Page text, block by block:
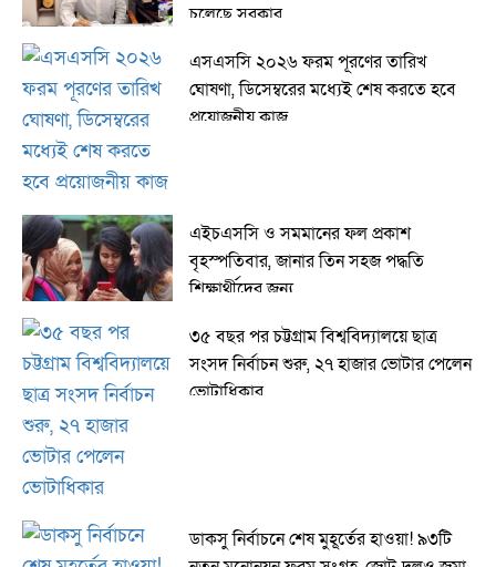
চলেছে সরকার
এসএসসি ২০২৬ ফরম পূরণের তারিখ
ঘোষণা, ডিসেম্বরের মধ্যেই শেষ করতে হবে
প্রয়োজনীয় কাজ
এইচএসসি ও সমমানের ফল প্রকাশ
বৃহস্পতিবার, জানার তিন সহজ পদ্ধতি
শিক্ষার্থীদের জন্য
৩৫ বছর পর চট্টগ্রাম বিশ্ববিদ্যালয়ে ছাত্র
সংসদ নির্বাচন শুরু, ২৭ হাজার ভোটার পেলেন
ভোটাধিকার
ডাকসু নির্বাচনে শেষ মুহূর্তের হাওয়া! ৯৩টি